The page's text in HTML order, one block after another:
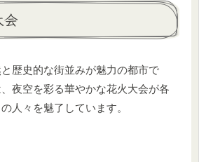
歴史的な街並みが魅力の都市で
夜空を彩る華やかな花火大会が各
人々を魅了しています。